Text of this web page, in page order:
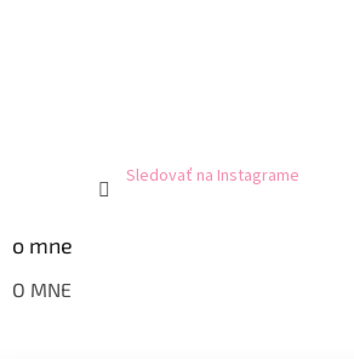
Sledovať na Instagrame
o mne
O MNE